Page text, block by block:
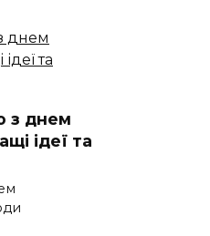
з днем
ідеї та